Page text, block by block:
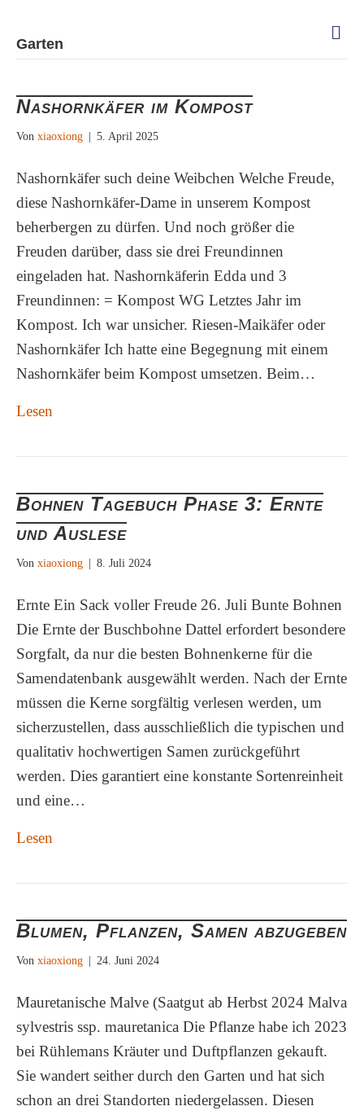
v
Garten
Nashornkäfer im Kompost
Von xiaoxiong 5. April 2025
Nashornkäfer such deine Weibchen Welche Freude,
diese Nashornkäfer-Dame in unserem Kompost
beherbergen zu dürfen. Und noch größer die
Freuden darüber, dass sie drei Freundinnen
eingeladen hat. Nashornkäferin Edda und 3
Freundinnen: = Kompost WG Letztes Jahr im
Kompost. Ich war unsicher. Riesen-Maikäfer oder
Nashornkäfer Ich hatte eine Begegnung mit einem
Nashornkäfer beim Kompost umsetzen. Beim…
Lesen
Bohnen Tagebuch Phase 3: Ernte
und Auslese
Von xiaoxiong 8. Juli 2024
Ernte Ein Sack voller Freude 26. Juli Bunte Bohnen
Die Ernte der Buschbohne Dattel erfordert besondere
Sorgfalt, da nur die besten Bohnenkerne für die
Samendatenbank ausgewählt werden. Nach der Ernte
müssen die Kerne sorgfältig verlesen werden, um
sicherzustellen, dass ausschließlich die typischen und
qualitativ hochwertigen Samen zurückgeführt
werden. Dies garantiert eine konstante Sortenreinheit
und eine…
Lesen
Blumen, Pflanzen, Samen abzugeben
Von xiaoxiong 24. Juni 2024
Mauretanische Malve (Saatgut ab Herbst 2024 Malva
sylvestris ssp. mauretanica Die Pflanze habe ich 2023
bei Rühlemans Kräuter und Duftpflanzen gekauft.
Sie wandert seither durch den Garten und hat sich
schon an drei Standorten niedergelassen. Diesen